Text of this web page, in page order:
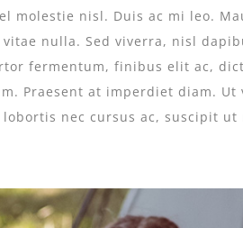
molestie nisl. Duis ac mi leo.
nulla. Sed viverra, nisl
fermentum, finibus elit ac,
Praesent at imperdiet diam.
nec cursus ac, suscipit ut